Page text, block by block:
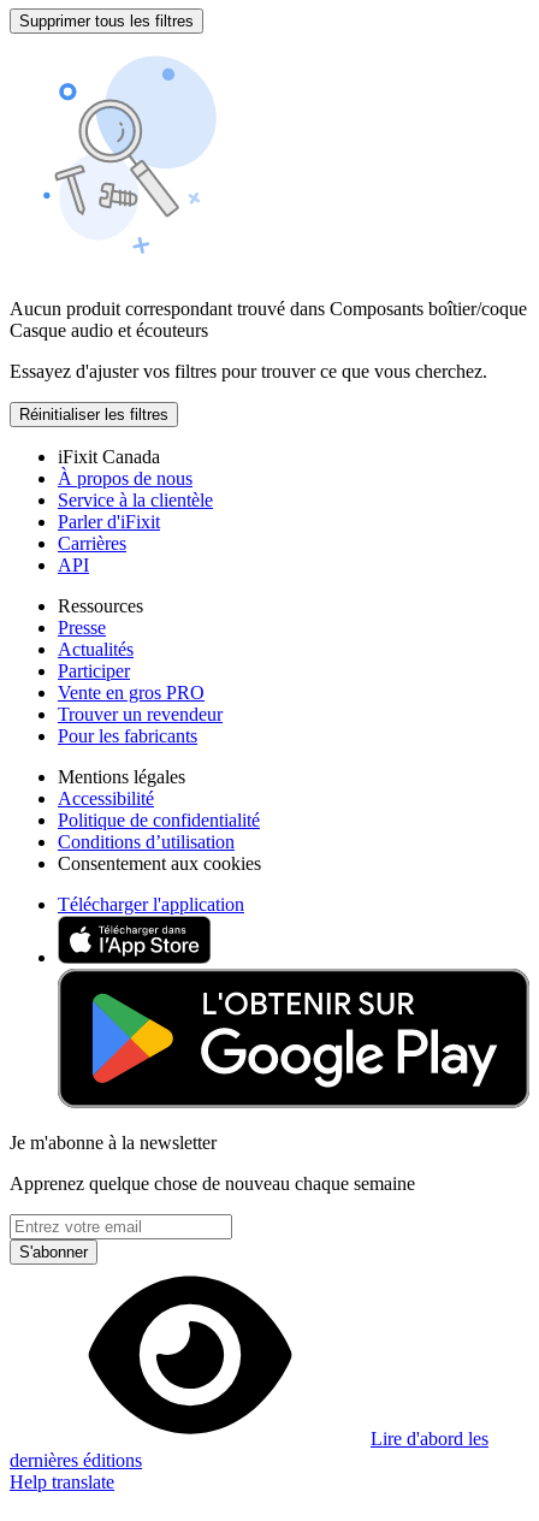
Supprimer tous les filtres
Aucun produit correspondant trouvé dans Composants boîtier/coque
Casque audio et écouteurs
Essayez d'ajuster vos filtres pour trouver ce que vous cherchez.
Réinitialiser les filtres
iFixit Canada
À propos de nous
Service à la clientèle
Parler d'iFixit
Carrières
API
Ressources
Presse
Actualités
Participer
Vente en gros PRO
Trouver un revendeur
Pour les fabricants
Mentions légales
Accessibilité
Politique de confidentialité
Conditions d’utilisation
Consentement aux cookies
Télécharger l'application
Je m'abonne à la newsletter
Apprenez quelque chose de nouveau chaque semaine
S'abonner
Lire d'abord les
dernières éditions
Help translate